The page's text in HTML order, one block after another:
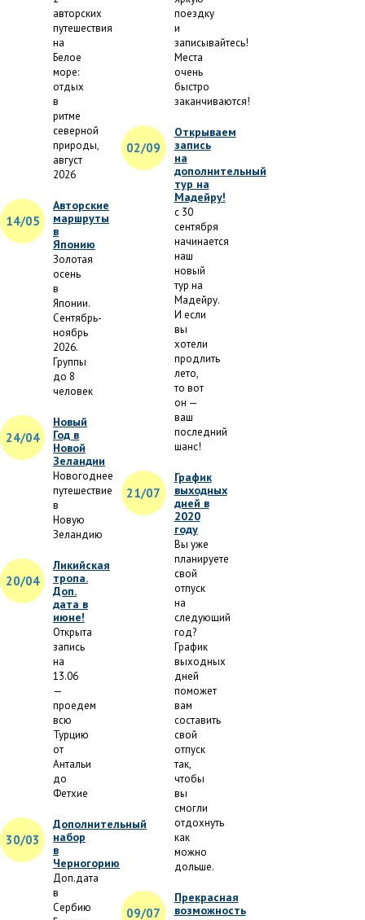
авторских
путешествия
на
Белое
море:
отдых
в
ритме
северной
природы,
август
2026
14/05
Авторские
маршруты
в
Японию
Золотая
осень
в
Японии.
Сентябрь-
ноябрь
2026.
Группы
до 8
человек
24/04
Новый
Год в
Новой
Зеландии
Новогоднее
путешествие
в
Новую
Зеландию
20/04
Ликийская
тропа.
Доп.
дата в
июне!
Открыта
запись
на
13.06
—
проедем
всю
Турцию
от
Антальи
до
Фетхие
30/03
Дополнительный
набор
в
Черногорию
Доп.дата
в
Сербию
поездку
и
записывайтесь!
Места
очень
быстро
заканчиваются!
02/09
Открываем
запись
на
дополнительный
тур на
Мадейру!
с 30
сентября
начинается
наш
новый
тур на
Мадейру.
И если
вы
хотели
продлить
лето,
то вот
он —
ваш
последний
шанс!
21/07
График
выходных
дней в
2020
году
Вы уже
планируете
свой
отпуск
на
следующий
год?
График
выходных
дней
поможет
вам
составить
свой
отпуск
так,
чтобы
вы
смогли
отдохнуть
как
можно
дольше.
09/07
Прекрасная
возможность